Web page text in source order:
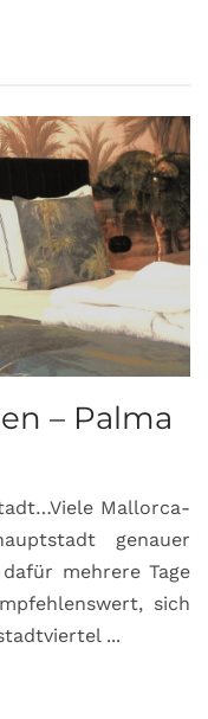
– Palma
Mallorca-
genauer
mehrere Tage
sich
...